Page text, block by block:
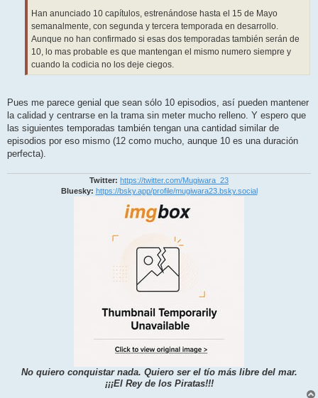
Han anunciado 10 capítulos, estrenándose hasta el 15 de Mayo
semanalmente, con segunda y tercera temporada en desarrollo.
Aunque no han confirmado si esas dos temporadas también serán de
10, lo mas probable es que mantengan el mismo numero siempre y
cuando la codicia no los deje ciegos.
Pues me parece genial que sean sólo 10 episodios, así pueden mantener
la calidad y centrarse en la trama sin meter mucho relleno. Y espero que
las siguientes temporadas también tengan una cantidad similar de
episodios por eso mismo (12 como mucho, aunque 10 es una duración
perfecta).
Twitter: https://twitter.com/Mugiwara_23
Bluesky: https://bsky.app/profile/mugiwara23.bsky.social
No quiero conquistar nada. Quiero ser el tío más libre del mar.
¡¡¡El Rey de los Piratas!!!